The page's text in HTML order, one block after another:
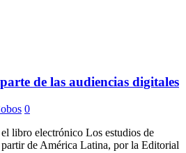
de las audiencias digitales
0
libro electrónico Los estudios de
de América Latina, por la Editorial